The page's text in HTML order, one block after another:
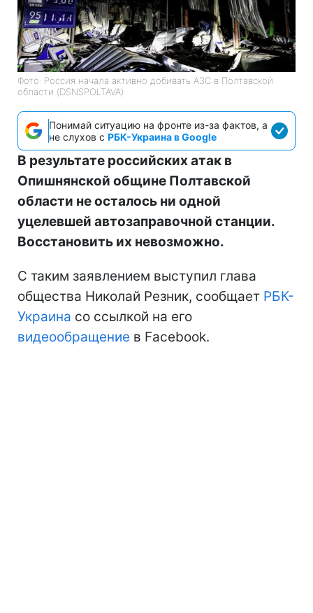
Фото: Россия начала активно добивать АЗС в Полтавской
области (DSNSPOLTAVA)
Понимай ситуацию на фронте из-за фактов, а
не слухов с РБК-Украина в Google
В результате российских атак в
Опишнянской общине Полтавской
области не осталось ни одной
уцелевшей автозаправочной станции.
Восстановить их невозможно.
С таким заявлением выступил глава
общества Николай Резник, сообщает РБК-
Украина со ссылкой на его
видеообращение в Facebook.